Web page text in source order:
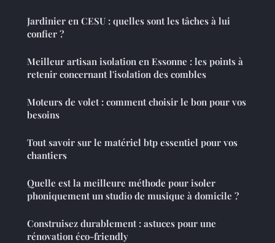
Jardinier en CESU : quelles sont les tâches à lui
confier ?
Meilleur artisan isolation en Essonne : les points à
retenir concernant l'isolation des combles
Moteurs de volet : comment choisir le bon pour vos
besoins
Tout savoir sur le matériel btp essentiel pour vos
chantiers
Quelle est la meilleure méthode pour isoler
phoniquement un studio de musique à domicile ?
Construisez durablement : astuces pour une
rénovation éco-friendly